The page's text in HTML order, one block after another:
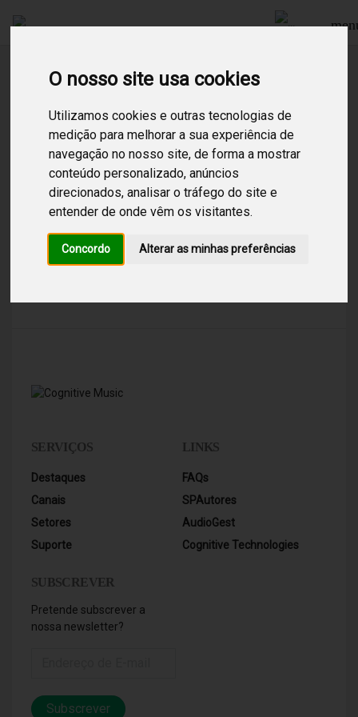
O nosso site usa cookies
Utilizamos cookies e outras tecnologias de
medição para melhorar a sua experiência de
navegação no nosso site, de forma a mostrar
conteúdo personalizado, anúncios
direcionados, analisar o tráfego do site e
entender de onde vêm os visitantes.
Concordo Alterar as minhas preferências
Procurar
Resultados encontrados para: Atmosfera
Atmosfera
Sofisticado e envolvente, este canal mistura
sonoridades eletrónicas suaves com influências
SERVIÇOS
Destaques
Canais
Setores
Suporte
LINKS
FAQs
SPAutores
AudioGest
Cognitive Technologies
SUBSCREVER
Pretende subscrever a
nossa newsletter?
Subscrever